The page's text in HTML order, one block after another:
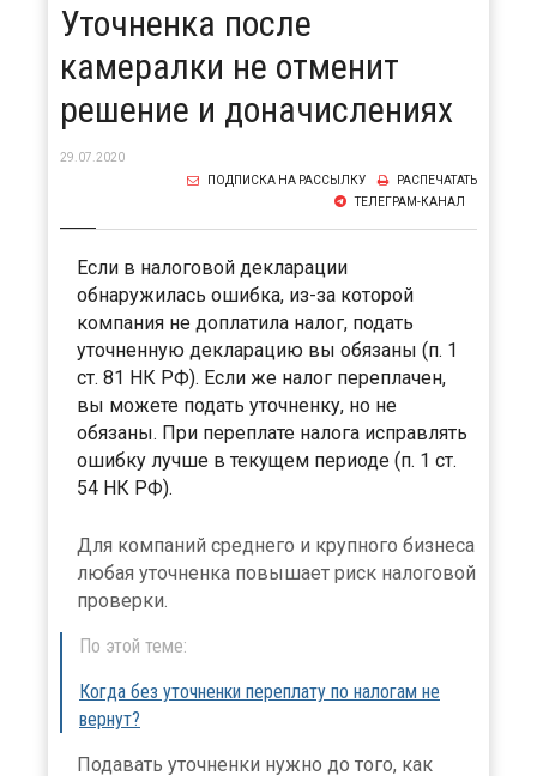
Уточненка после
камералки не отменит
решение и доначислениях
29.07.2020
РАСПЕЧАТАТЬ
ПОДПИСКА НА РАССЫЛКУ
ТЕЛЕГРАМ-КАНАЛ
Если в налоговой декларации
обнаружилась ошибка, из-за которой
компания не доплатила налог, подать
уточненную декларацию вы обязаны (п. 1
ст. 81 НК РФ). Если же налог переплачен,
вы можете подать уточненку, но не
обязаны. При переплате налога исправлять
ошибку лучше в текущем периоде (п. 1 ст.
54 НК РФ).
Для компаний среднего и крупного бизнеса
любая уточненка повышает риск налоговой
проверки.
По этой теме:
Когда без уточненки переплату по налогам не
вернут?
Подавать уточненки нужно до того, как